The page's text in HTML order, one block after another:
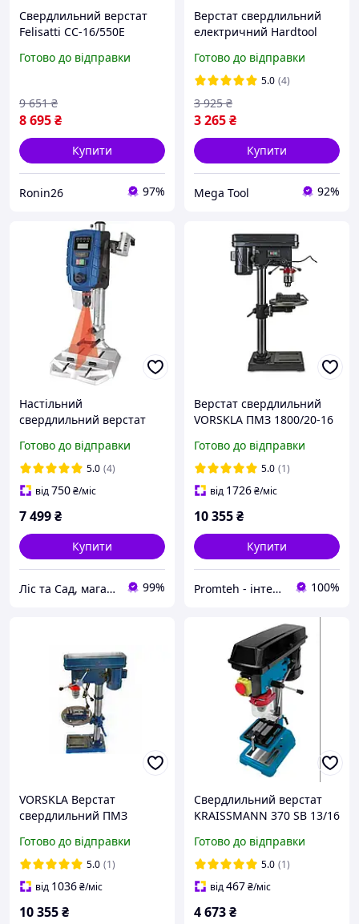
Свердлильний верстат
Felisatti СС-16/550Е
16 мм, 12 швидкостей
Готово до відправки
8 695₴
9 651 ₴
Купити
Ronin26 97%
Верстат свердлильний
електричний Hardtool
верстат для гаража
Готово до відправки
5.0 (4)
3 265₴
3 925 ₴
Купити
Mega Tool 92%
Настільний
свердлильний верстат
майстерень / Верстат для
вертикального
свердління отворів
Готово до відправки
5.0 (4)
від750₴/міс
7 499₴
Купити
Ліс та Сад, магазин інструментів та садової техніки 99%
Верстат свердлильний
VORSKLA ПМЗ 1800/20-16
патрона)
Готово до відправки
5.0 (1)
від 1726₴/міс
10 355₴
Купити
Promteh - інтернет-магазин 100%
VORSKLA Верстат
свердлильний ПМЗ
20 мм і 16 мм)
Готово до відправки
5.0 (1)
від 1036₴/міс
10 355₴
Свердлильний верстат
KRAISSMANN 370 SB 13/16
Готово до відправки
5.0 (1)
від467₴/міс
4 673₴